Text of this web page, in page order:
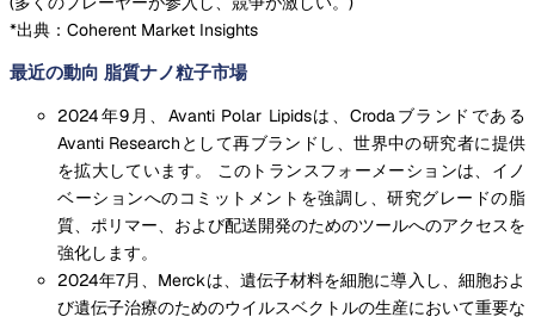
*出典：Coherent Market Insights
最近の動向 脂質ナノ粒子市場
2024年9月、Avanti Polar Lipidsは、Crodaブランドである
Avanti Researchとして再ブランドし、世界中の研究者に提供
を拡大しています。 このトランスフォーメーションは、イノ
ベーションへのコミットメントを強調し、研究グレードの脂
質、ポリマー、および配送開発のためのツールへのアクセスを
強化します。
2024年7月、Merckは、遺伝子材料を細胞に導入し、細胞およ
び遺伝子治療のためのウイルスベクトルの生産において重要な